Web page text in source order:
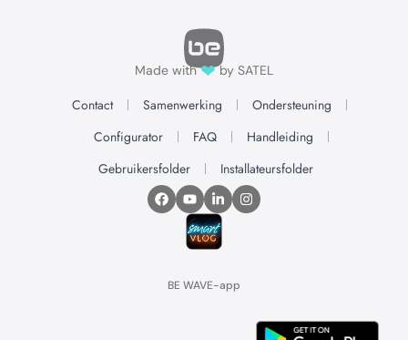
Made with❤by SATEL
Contact Samenwerking
Ondersteuning
Configurator
FAQ
Handleiding
Gebruikersfolder
Installateursfolder
BE WAVE-app